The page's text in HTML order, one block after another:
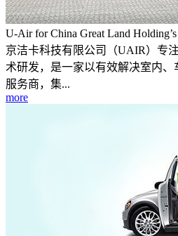
U-Air for China Great Land
京洁卡科技有限公司（UAIR）专
术研发，是一家以有效解决室内
服务商，集...
more